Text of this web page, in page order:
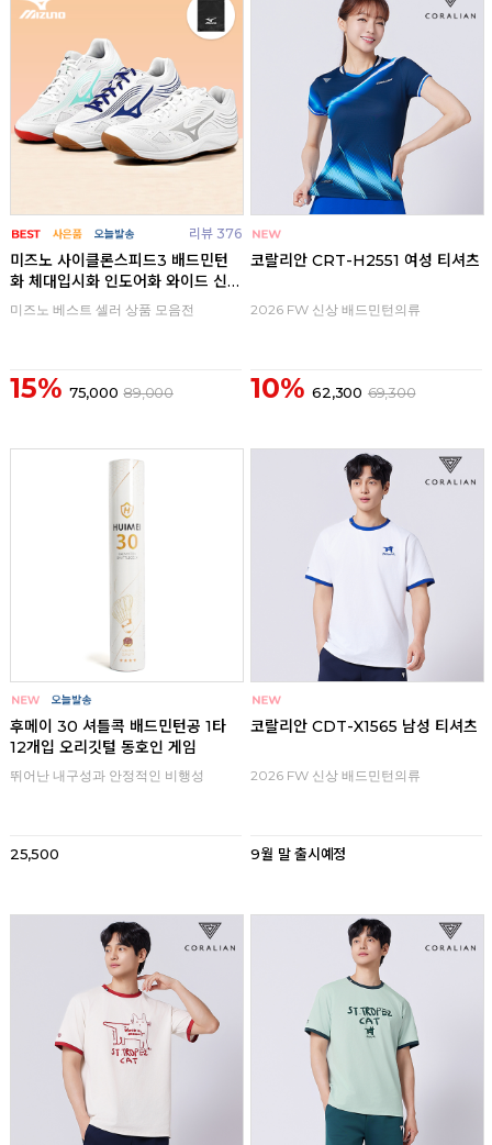
리뷰 376
미즈노 사이클론스피드3 배드민턴
화 체대입시화 인도어화 와이드 신
발
미즈노 베스트 셀러 상품 모음전
15% 75,000 89,000
코랄리안 CRT-H2551 여성 티셔츠
2026 FW 신상 배드민턴의류
10% 62,300 69,300
후메이 30 셔틀콕 배드민턴공 1타
12개입 오리깃털 동호인 게임
뛰어난 내구성과 안정적인 비행성
25,500
코랄리안 CDT-X1565 남성 티셔츠
2026 FW 신상 배드민턴의류
9월 말 출시예정